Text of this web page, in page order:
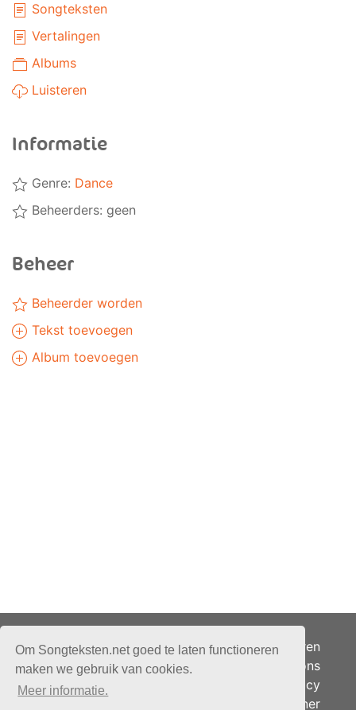
Om Songteksten.net goed te laten functioneren
maken we gebruik van cookies.
Meer informatie.
Songteksten
Vertalingen
Albums
Luisteren
Informatie
Genre: Dance
Beheerders: geen
Beheer
Beheerder worden
Tekst toevoegen
Album toevoegen
Adverteren
Over ons
Je privacy
Partner